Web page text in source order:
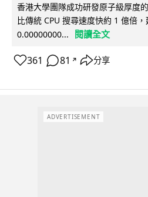
香港大學團隊成功研發原子級厚度
比傳統 CPU 搜尋速度快約 1 億倍
0.00000000...
閱讀全文
361 81 ↗ 分享
ADVERTISEMENT